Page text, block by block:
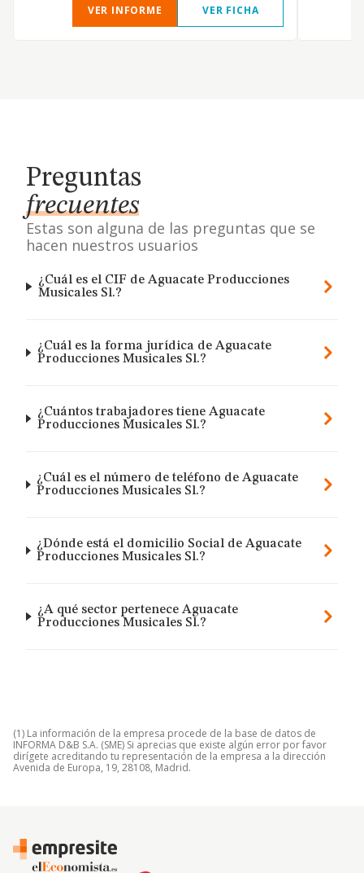
VER INFORME VER FICHA
Preguntas
frecuentes
Estas son alguna de las preguntas que se
hacen nuestros usuarios
¿Cuál es el CIF de Aguacate Producciones
Musicales Sl.?
¿Cuál es la forma jurídica de Aguacate
Producciones Musicales Sl.?
¿Cuántos trabajadores tiene Aguacate
Producciones Musicales Sl.?
¿Cuál es el número de teléfono de Aguacate
Producciones Musicales Sl.?
¿Dónde está el domicilio Social de Aguacate
Producciones Musicales Sl.?
¿A qué sector pertenece Aguacate
Producciones Musicales Sl.?
(1) La información de la empresa procede de la base de datos de
INFORMA D&B S.A. (SME) Si aprecias que existe algún error por favor
dirígete acreditando tu representación de la empresa a la dirección
Avenida de Europa, 19, 28108, Madrid.